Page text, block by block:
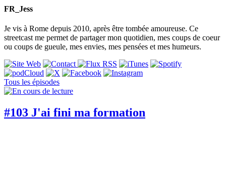
FR_Jess
Je vis à Rome depuis 2010, après être tombée amoureuse. Ce
streetcast me permet de partager mon quotidien, mes coups de coeur
ou coups de gueule, mes envies, mes pensées et mes humeurs.
Tous les épisodes
#103 J'ai fini ma formation